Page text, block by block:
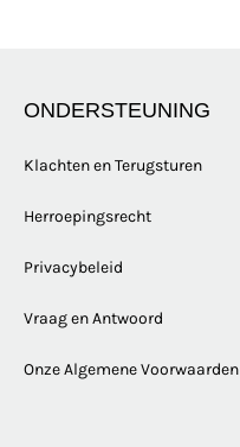
ONDERSTEUNING
Klachten en Terugsturen
Herroepingsrecht
Privacybeleid
Vraag en Antwoord
Onze Algemene Voorwaarden